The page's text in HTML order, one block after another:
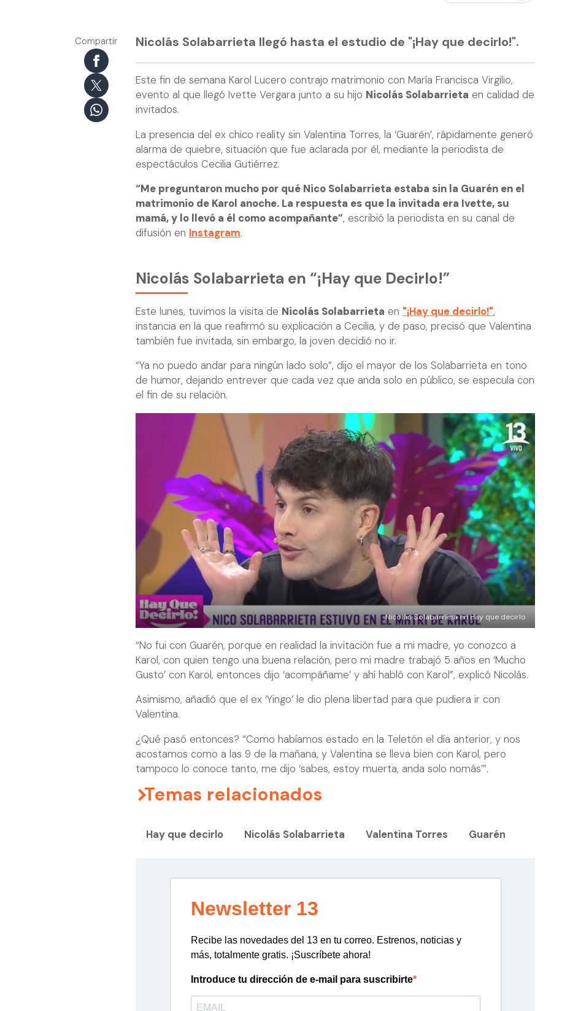
Compartir Nicolás Solabarrieta llegó hasta el estudio de "¡Hay que decirlo!".
Este fin de semana Karol Lucero contrajo matrimonio con María Francisca Virgilio,
evento al que llegó Ivette Vergara junto a su hijo Nicolás Solabarrieta en calidad de
invitados.
La presencia del ex chico reality sin Valentina Torres, la ‘Guarén’, rápidamente generó
alarma de quiebre, situación que fue aclarada por él, mediante la periodista de
espectáculos Cecilia Gutiérrez.
“Me preguntaron mucho por qué Nico Solabarrieta estaba sin la Guarén en el
matrimonio de Karol anoche. La respuesta es que la invitada era Ivette, su
mamá, y lo llevó a él como acompañante”, escribió la periodista en su canal de
difusión en Instagram.
Nicolás Solabarrieta en “¡Hay que Decirlo!”
Este lunes, tuvimos la visita de Nicolás Solabarrieta en "¡Hay que decirlo!",
instancia en la que reafirmó su explicación a Cecilia, y de paso, precisó que Valentina
también fue invitada, sin embargo, la joven decidió no ir.
“Ya no puedo andar para ningún lado solo”, dijo el mayor de los Solabarrieta en tono
de humor, dejando entrever que cada vez que anda solo en público, se especula con
el fin de su relación.
Nicolás Solabarrieta en Hay que decirlo
“No fui con Guarén, porque en realidad la invitación fue a mi madre, yo conozco a
Karol, con quien tengo una buena relación, pero mi madre trabajó 5 años en ‘Mucho
Gusto’ con Karol, entonces dijo ‘acompáñame’ y ahí habló con Karol”, explicó Nicolás.
Asimismo, añadió que el ex ‘Yingo’ le dio plena libertad para que pudiera ir con
Valentina.
¿Qué pasó entonces? “Como habíamos estado en la Teletón el día anterior, y nos
acostamos como a las 9 de la mañana, y Valentina se lleva bien con Karol, pero
tampoco lo conoce tanto, me dijo ‘sabes, estoy muerta, anda solo nomás’”.
Temas relacionados
Hay que decirlo Nicolás Solabarrieta Valentina Torres Guarén
Newsletter 13
Recibe las novedades del 13 en tu correo. Estrenos, noticias y
más, totalmente gratis. ¡Suscríbete ahora!
Introduce tu dirección de e-mail para suscribirte